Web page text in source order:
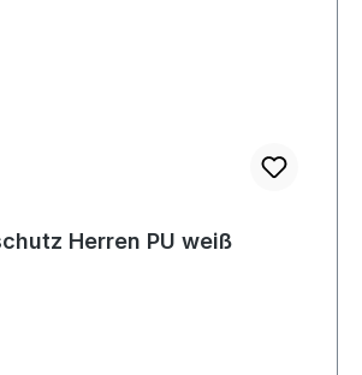
Herren PU weiß